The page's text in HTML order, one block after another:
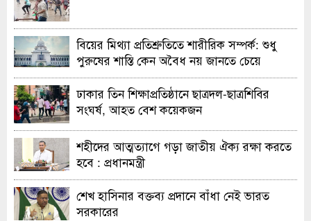
বিয়ের মিথ্যা প্রতিশ্রুতিতে শারীরিক সম্পর্ক: শুধু
পুরুষের শাস্তি কেন অবৈধ নয় জানতে চেয়ে
হাইকোর্টের রুল
ঢাকার তিন শিক্ষাপ্রতিষ্ঠানে ছাত্রদল-ছাত্রশিবির
সংঘর্ষ, আহত বেশ কয়েকজন
শহীদের আত্মত্যাগে গড়া জাতীয় ঐক্য রক্ষা করতে
হবে : প্রধানমন্ত্রী
শেখ হাসিনার বক্তব্য প্রদানে বাঁধা নেই ভারত
সরকারের